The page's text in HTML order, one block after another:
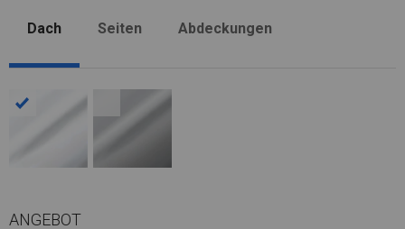
Dach Seiten Abdeckungen
ANGEBOT